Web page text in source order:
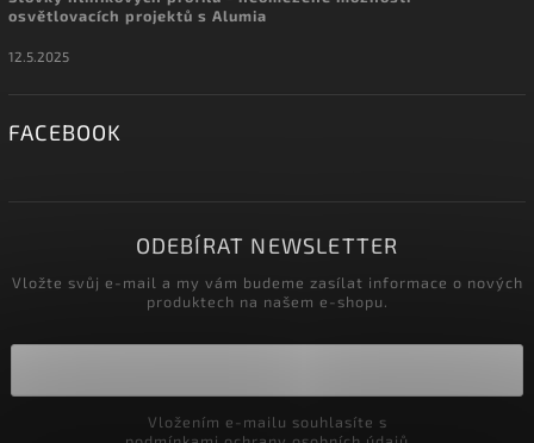
osvětlovacích projektů s Alumia
12.5.2025
FACEBOOK
ODEBÍRAT NEWSLETTER
Vložte svůj e-mail a my vám budeme zasílat informace o nových
produktech na našem e-shopu.